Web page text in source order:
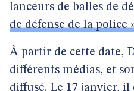
lanceurs de balles de
de défense de la police
À partir de cette date,
différents médias, et
diffusé. Le 17 janvier,